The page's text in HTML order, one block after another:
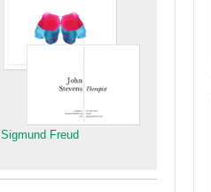
Sigmund Freud